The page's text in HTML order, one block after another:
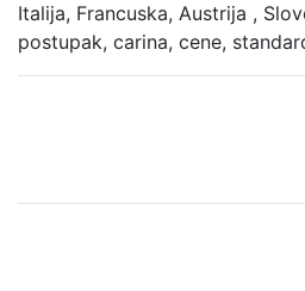
Italija, Francuska, Austrija ,
postupak, carina, cene,